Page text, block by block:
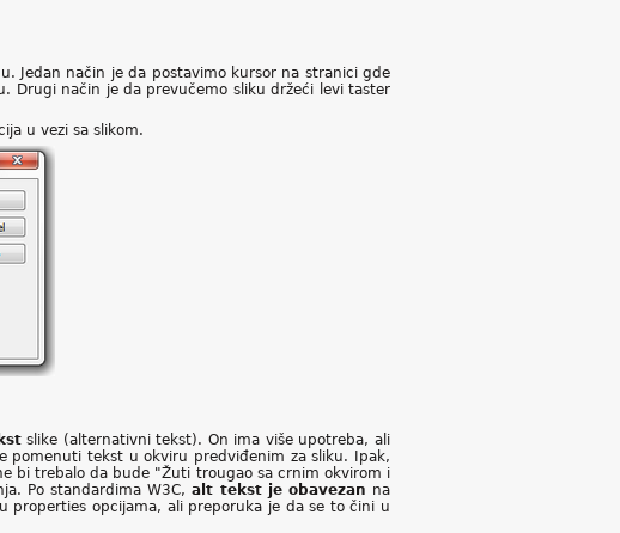
Jedan način je da postavimo kursor na stranici gde
Drugi način je da prevučemo sliku držeći levi taster
u vezi sa slikom.
slike (alternativni tekst). On ima više upotreba, ali
pomenuti tekst u okviru predviđenim za sliku. Ipak,
bi trebalo da bude "Žuti trougao sa crnim okvirom i
Po standardima W3C,alt tekst je obavezan na
properties opcijama, ali preporuka je da se to čini u